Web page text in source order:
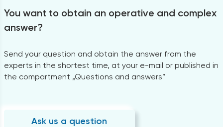
You want to obtain an operative and complex
answer?
Send your question and obtain the answer from the
experts in the shortest time, at your e-mail or published in
the compartment „Questions and answers”
Ask us a question